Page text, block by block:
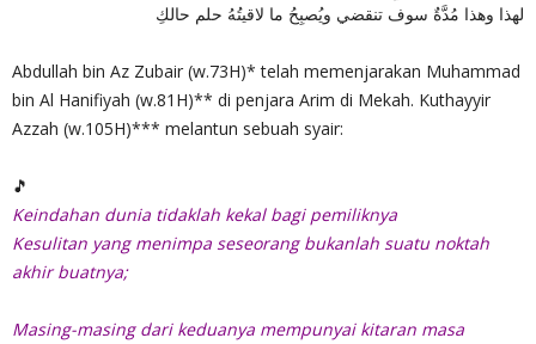
لهذا وهذا مُدَّةٌ سوف تنقضي ويُصبِحُ ما لاقيتُهُ حلم حالكِ
Abdullah bin Az Zubair (w.73H)* telah memenjarakan Muhammad
bin Al Hanifiyah (w.81H)** di penjara Arim di Mekah. Kuthayyir
Azzah (w.105H)*** melantun sebuah syair:
🎵
Keindahan dunia tidaklah kekal bagi pemiliknya
Kesulitan yang menimpa seseorang bukanlah suatu noktah
akhir buatnya;
Masing-masing dari keduanya mempunyai kitaran masa